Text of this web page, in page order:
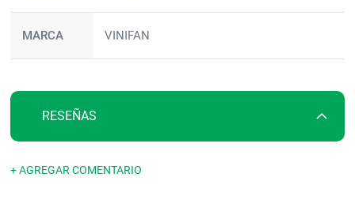
MARCA VINIFAN
RESEÑAS
+ AGREGAR COMENTARIO